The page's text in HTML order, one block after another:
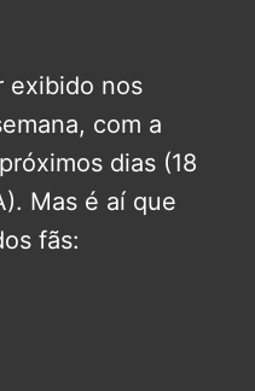
exibido nos
com a
dias (18
Mas é aí que
fãs: